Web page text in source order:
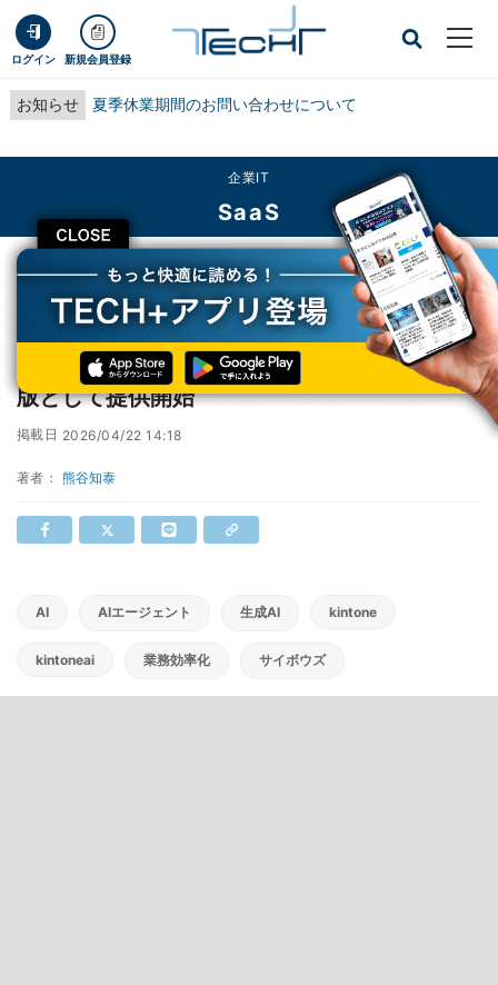
ログイン 新規会員登録
お知らせ 夏季休業期間のお問い合わせについて
CLOSE
企業IT
SaaS
TECH+ 企業IT
SaaS
サイボウズ、kintoneのAI機能を6月より正式版として提供開始
サイボウズ、kintoneのAI機能を6月より正式
版として提供開始
掲載日 2026/04/22 14:18
著者： 熊谷知泰
AI AIエージェント 生成AI kintone
kintoneai 業務効率化 サイボウズ